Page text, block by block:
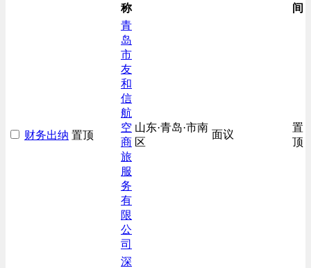
称
间
财务出纳 置顶
青
岛
市
友
和
信
航
空
商
旅
服
务
有
限
公
司
山东·青岛·市南
区
面议
置
顶
深